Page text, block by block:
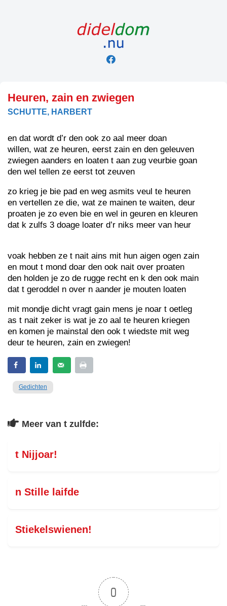
Heuren, zain en zwiegen
SCHUTTE, HARBERT
en dat wordt d’r den ook zo aal meer doan
willen, wat ze heuren, eerst zain en den geleuven
zwiegen aanders en loaten t aan zug veurbie goan
den wel tellen ze eerst tot zeuven
zo krieg je bie pad en weg asmits veul te heuren
en vertellen ze die, wat ze mainen te waiten, deur
proaten je zo even bie en wel in geuren en kleuren
dat k zulfs 3 doage loater d’r niks meer van heur
voak hebben ze t nait ains mit hun aigen ogen zain
en mout t mond doar den ook nait over proaten
den holden je zo de rugge recht en k den ook main
dat t geroddel n over n aander je mouten loaten
mit mondje dicht vragt gain mens je noar t oetleg
as t nait zeker is wat je zo aal te heuren kriegen
en komen je mainstal den ook t wiedste mit weg
deur te heuren, zain en zwiegen!
Gedichten
Meer van t zulfde:
t Nijjoar!
n Stille laifde
Stiekelswienen!
0